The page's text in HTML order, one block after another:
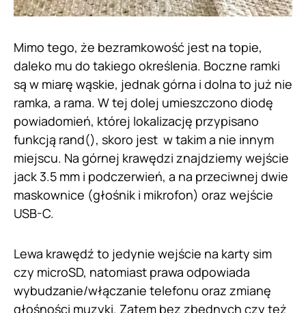
Mimo tego, że bezramkowość jest na topie,
daleko mu do takiego określenia. Boczne ramki
są w miarę wąskie, jednak górna i dolna to już nie
ramka, a rama. W tej dolej umieszczono diodę
powiadomień, której lokalizację przypisano
funkcją rand(), skoro jest w takim a nie innym
miejscu. Na górnej krawędzi znajdziemy wejście
jack 3.5 mm i podczerwień, a na przeciwnej dwie
maskownice (głośnik i mikrofon) oraz wejście
USB-C.
Lewa krawędź to jedynie wejście na karty sim
czy microSD, natomiast prawa odpowiada
wybudzanie/włączanie telefonu oraz zmianę
głośności muzyki. Zatem bez zbędnych czy też